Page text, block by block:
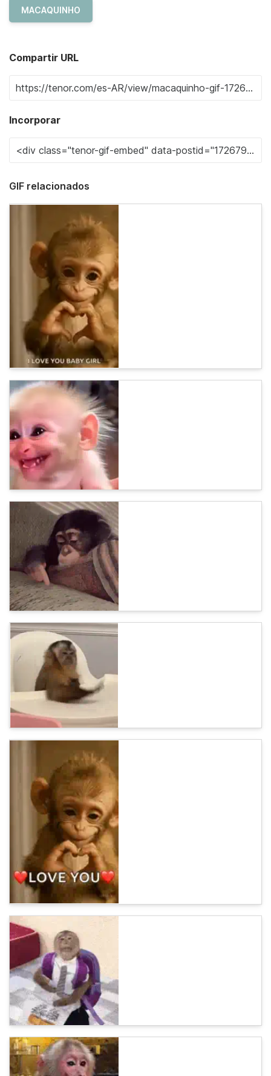
MACAQUINHO
Compartir URL
Incorporar
GIF relacionados